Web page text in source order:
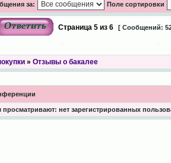
за: Поле сортировки
Страница 5из 6 [ Сообщений:
» Отзывы о бакалее
нет зарегистрированных